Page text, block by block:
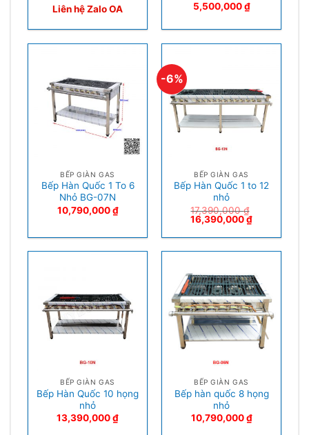
Liên hệ Zalo OA
5,500,000₫
BẾP GIÀN GAS
Bếp Hàn Quốc 1 To 6
Nhỏ BG-07N
10,790,000₫
-6%
BẾP GIÀN GAS
Bếp Hàn Quốc 1 to 12
nhỏ
17,390,000₫
16,390,000₫
BẾP GIÀN GAS
Bếp Hàn Quốc 10 họng
nhỏ
13,390,000₫
BẾP GIÀN GAS
Bếp hàn quốc 8 họng
nhỏ
10,790,000₫